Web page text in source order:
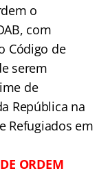
o
com
Código de
serem
de
República na
Refugiados em
ORDEM